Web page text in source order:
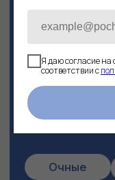
Я даю согласие на
соответствии с